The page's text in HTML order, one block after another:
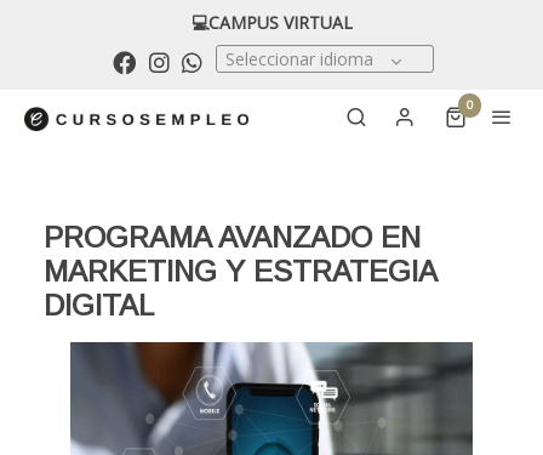
💻CAMPUS VIRTUAL
Seleccionar idioma
0
PROGRAMA AVANZADO EN
MARKETING Y ESTRATEGIA
DIGITAL